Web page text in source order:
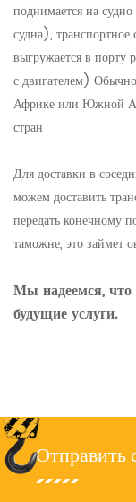
поднимается на
судна), транспортное
выгружается в порту
с двигателем)
Африке или Южной
стран
Для доставки в
можем доставить
передать конечному
таможне, это займет
Мы надеемся, что
будущие услуги.
Отправить